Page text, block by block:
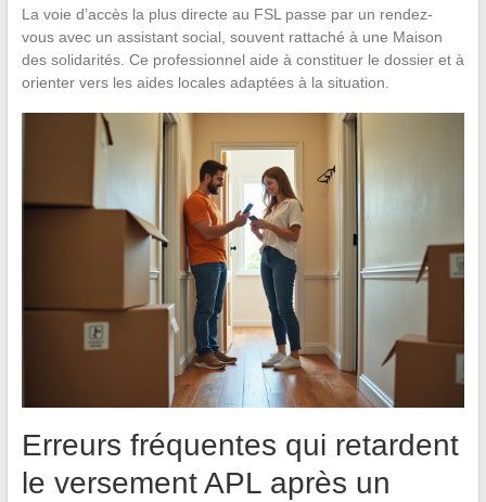
La voie d’accès la plus directe au FSL passe par un rendez-
vous avec un assistant social, souvent rattaché à une Maison
des solidarités. Ce professionnel aide à constituer le dossier et à
orienter vers les aides locales adaptées à la situation.
Erreurs fréquentes qui retardent
le versement APL après un